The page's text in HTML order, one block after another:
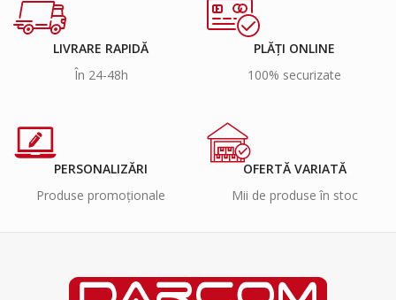
LIVRARE RAPIDĂ
În 24-48h
PLĂȚI ONLINE
100% securizate
PERSONALIZĂRI
Produse promoționale
OFERTĂ VARIATĂ
Mii de produse în stoc